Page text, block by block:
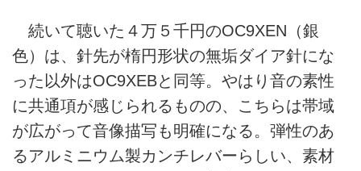
続いて聴いた４万５千円のOC9XEN（銀
色）は、針先が楕円形状の無垢ダイア針にな
った以外はOC9XEBと同等。やはり音の素性
に共通項が感じられるものの、こちらは帯域
が広がって音像描写も明確になる。弾性のあ
るアルミニウム製カンチレバーらしい、素材